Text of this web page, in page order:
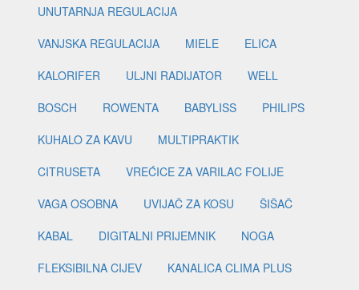
UNUTARNJA REGULACIJA
VANJSKA REGULACIJA
MIELE
ELICA
KALORIFER
ULJNI RADIJATOR
WELL
BOSCH
ROWENTA BABYLISS
PHILIPS
KUHALO ZA KAVU
MULTIPRAKTIK
CITRUSETA
VREĆICE ZA VARILAC FOLIJE
VAGA OSOBNA
UVIJAČ ZA KOSU
ŠIŠAČ
KABAL
DIGITALNI PRIJEMNIK
NOGA
FLEKSIBILNA CIJEV
KANALICA CLIMA PLUS